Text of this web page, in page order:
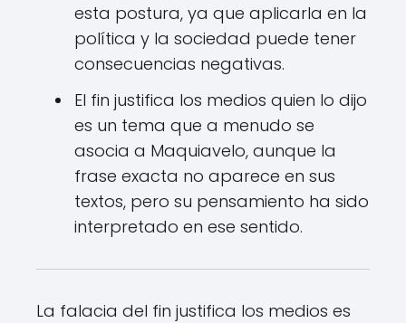
esta postura, ya que aplicarla en la
política y la sociedad puede tener
consecuencias negativas.
El fin justifica los medios quien lo dijo
es un tema que a menudo se
asocia a Maquiavelo, aunque la
frase exacta no aparece en sus
textos, pero su pensamiento ha sido
interpretado en ese sentido.
La falacia del fin justifica los medios es